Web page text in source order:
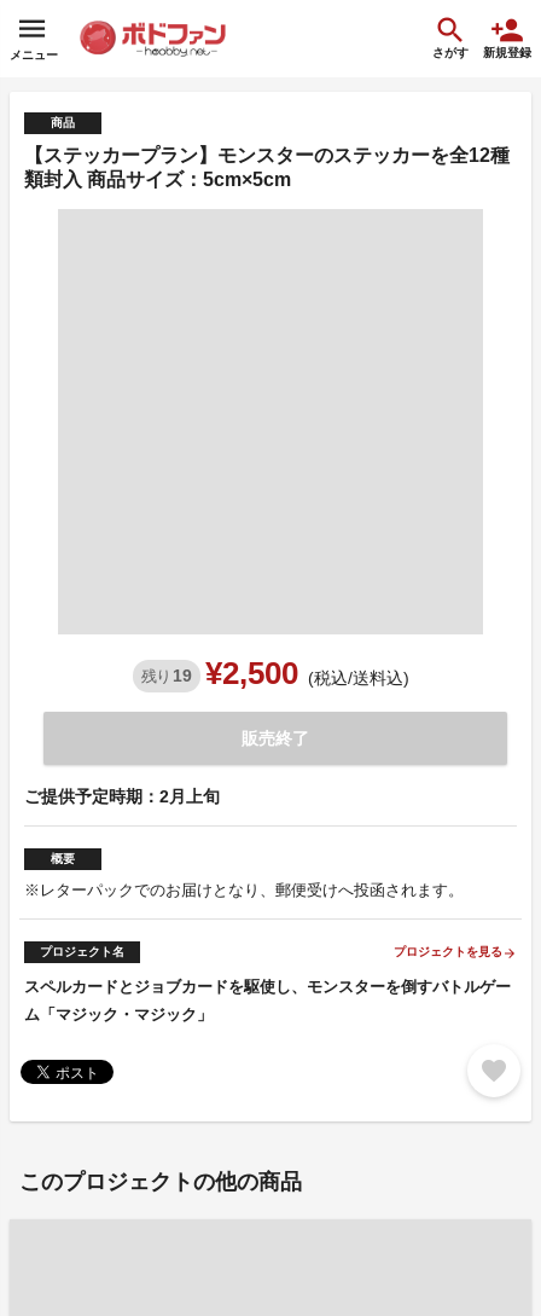
メニュー さがす 新規登録
商品
【ステッカープラン】モンスターのステッカーを全12種
類封入 商品サイズ：5cm×5cm
残り 19 ¥2,500 (税込/送料込)
販売終了
ご提供予定時期：2月上旬
概要
※レターパックでのお届けとなり、郵便受けへ投函されます。
プロジェクト名 プロジェクトを見る arrow_forward
スペルカードとジョブカードを駆使し、モンスターを倒すバトルゲー
ム「マジック・マジック」
favorite
このプロジェクトの他の商品